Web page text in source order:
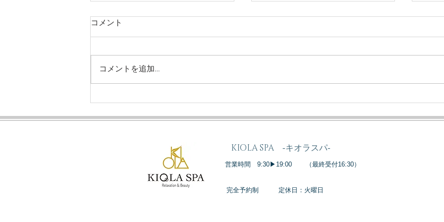
【スクール】受講料金・お試
ダクトピール当日、MTクレ
な理由
肌
コメント
コメントを追加…
KIOLA SPA ‐キオラスパ‐
​営業時間 9:30▶19:00 （最終受付16:30）
完全予約制 定休日：火曜日